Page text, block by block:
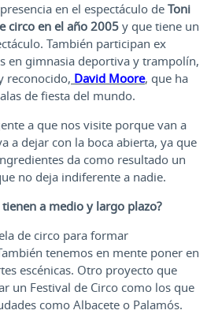
en el espectáculo de Toni
circo en el año 2005 y que tiene un
También participan ex
en gimnasia deportiva y trampolín,
reconocido, David Moore, que ha
de fiesta del mundo.
a que nos visite porque van a
a dejar con la boca abierta, ya que
da como resultado un
no deja indiferente a nadie.
a medio y largo plazo?
de circo para formar
tenemos en mente poner en
escénicas. Otro proyecto que
un Festival de Circo como los que
como Albacete o Palamós.